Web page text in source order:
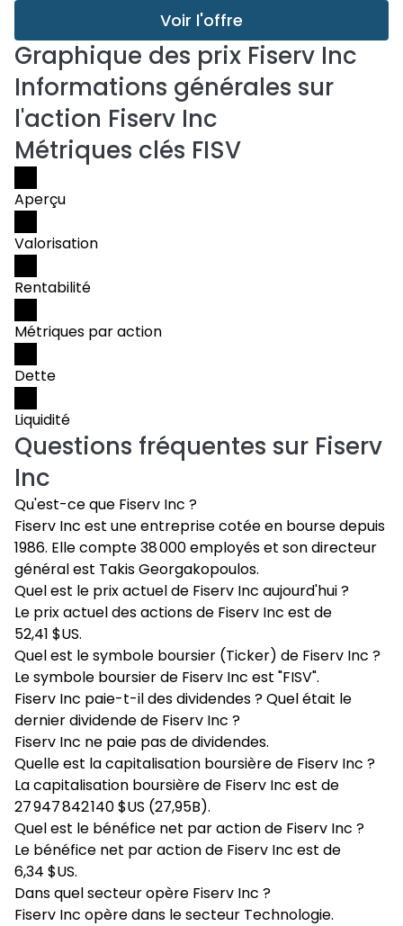
Voir l'offre
Graphique des prix Fiserv Inc
Informations générales sur
l'action Fiserv Inc
Métriques clés FISV
Aperçu
Valorisation
Rentabilité
Métriques par action
Dette
Liquidité
Questions fréquentes sur Fiserv
Inc
Qu'est-ce que Fiserv Inc ?
Fiserv Inc est une entreprise cotée en bourse depuis
1986. Elle compte 38 000 employés et son directeur
général est Takis Georgakopoulos.
Quel est le prix actuel de Fiserv Inc aujourd'hui ?
Le prix actuel des actions de Fiserv Inc est de
52,41 $US.
Quel est le symbole boursier (Ticker) de Fiserv Inc ?
Le symbole boursier de Fiserv Inc est "FISV".
Fiserv Inc paie-t-il des dividendes ? Quel était le
dernier dividende de Fiserv Inc ?
Fiserv Inc ne paie pas de dividendes.
Quelle est la capitalisation boursière de Fiserv Inc ?
La capitalisation boursière de Fiserv Inc est de
27 947 842 140 $US (27,95B).
Quel est le bénéfice net par action de Fiserv Inc ?
Le bénéfice net par action de Fiserv Inc est de
6,34 $US.
Dans quel secteur opère Fiserv Inc ?
Fiserv Inc opère dans le secteur Technologie.